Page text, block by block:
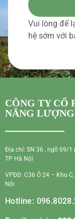
Vui lòng để
hệ sớm với
CÔNG TY CỔ
NĂNG
Địa chỉ: SN 36 , ngõ 69/1
TP Hà Nội
VPĐD: C36 Ô 24 – Khu
Nội
Hotline: